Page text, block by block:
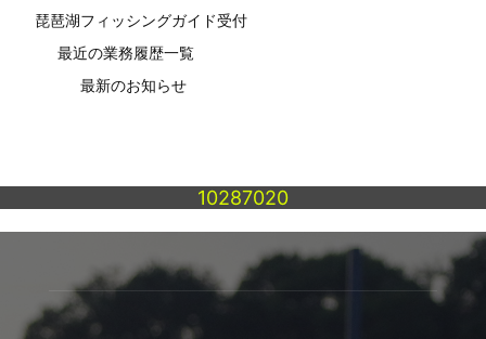
琵琶湖フィッシングガイド受付
最近の業務履歴一覧
最新のお知らせ
10287020